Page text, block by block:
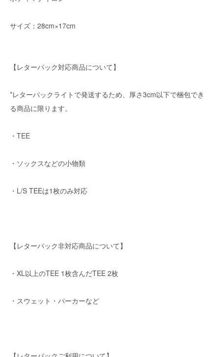
サイズ：28cm×17cm
【レターパック対応商品について】
*レターパックライトで発送するため、厚さ3cm以下で梱包でき
る商品に限ります。
・TEE
・ソックスなどの小物類
・L/S TEEは1枚のみ対応
【レターパック非対応商品について】
・XL以上のTEE 1枚含んだTEE 2枚
・スウェット・パーカーなど